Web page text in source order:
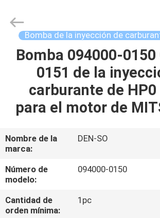
EN
CASA
PRODUCTOS
LOS
VÍDEOS
SOBRE
NOSOTROS
Parts
Reserved.
Bomba de la inyección de
Bomba 094000-0150
0151 de la
carburante de HP0
para el motor de
Nombre de la
marca:
DEN-SO
Número de
modelo:
094000-0150
Cantidad de
orden mínima:
1pc